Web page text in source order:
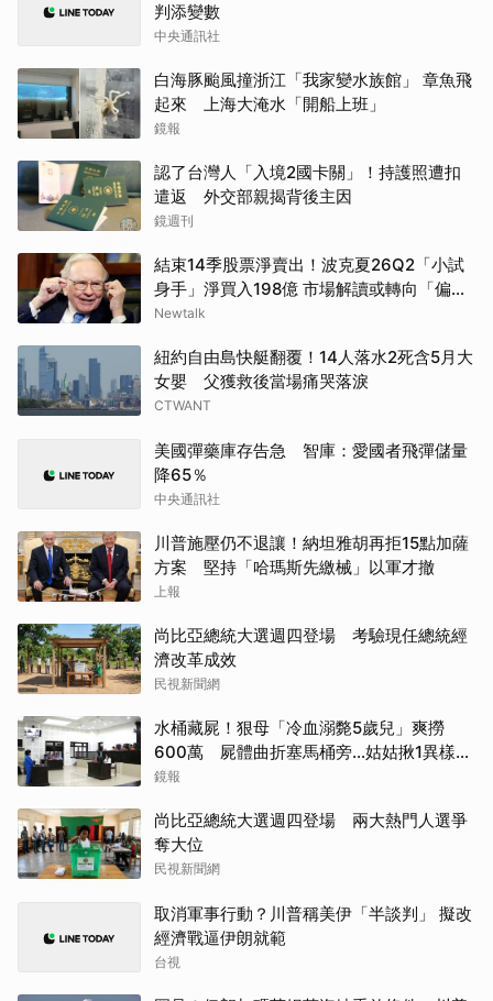
判添變數
中央通訊社
白海豚颱風撞浙江「我家變水族館」 章魚飛
起來 上海大淹水「開船上班」
鏡報
認了台灣人「入境2國卡關」！持護照遭扣
遣返 外交部親揭背後主因
鏡週刊
結束14季股票淨賣出！波克夏26Q2「小試
身手」淨買入198億 市場解讀或轉向「偏
多」
Newtalk
紐約自由島快艇翻覆！14人落水2死含5月大
女嬰 父獲救後當場痛哭落淚
CTWANT
美國彈藥庫存告急 智庫：愛國者飛彈儲量
降65％
中央通訊社
川普施壓仍不退讓！納坦雅胡再拒15點加薩
方案 堅持「哈瑪斯先繳械」以軍才撤
上報
尚比亞總統大選週四登場 考驗現任總統經
濟改革成效
民視新聞網
水桶藏屍！狠母「冷血溺斃5歲兒」爽撈
600萬 屍體曲折塞馬桶旁...姑姑揪1異樣破
案
鏡報
尚比亞總統大選週四登場 兩大熱門人選爭
奪大位
民視新聞網
取消軍事行動？川普稱美伊「半談判」 擬改
經濟戰逼伊朗就範
台視